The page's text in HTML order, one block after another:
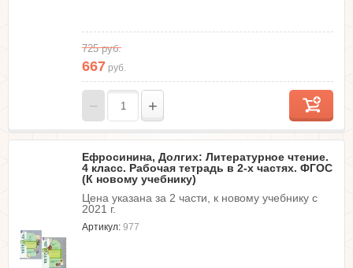
725руб.
667 руб.
− +
Ефросинина, Долгих: Литературное чтение.
4 класс. Рабочая тетрадь в 2-х частях. ФГОС
(К новому учебнику)
Цена указана за 2 части, к новому учебнику с
2021 г.
Артикул: 977